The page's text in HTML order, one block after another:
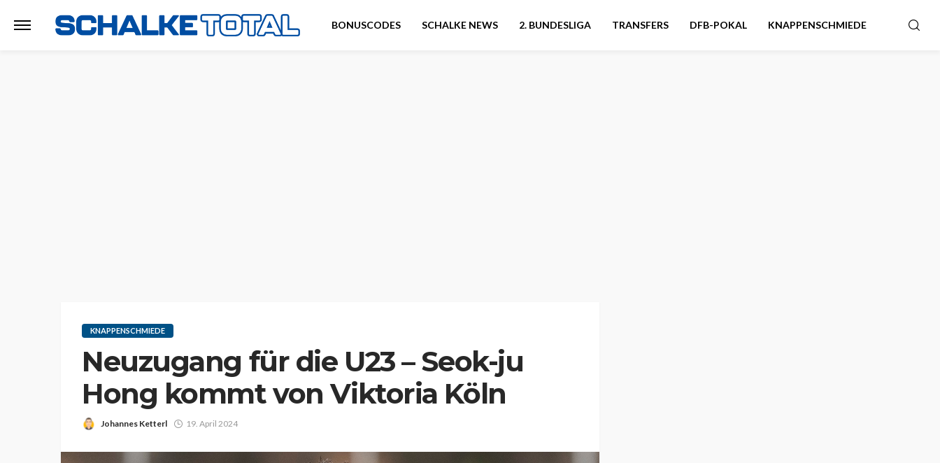
BONUSCODES SCHALKE NEWS 2. BUNDESLIGA TRANSFERS DFB-POKAL KNAPPENSCHMIEDE
KNAPPENSCHMIEDE
Neuzugang für die U23 – Seok-ju
Hong kommt von Viktoria Köln
Johannes Ketterl 19. April 2024